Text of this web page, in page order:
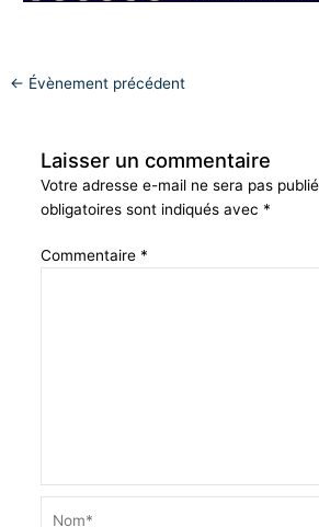
← Évènement précédent
Laisser un commentaire
Votre adresse e-mail ne sera pas
obligatoires sont indiqués avec *
Commentaire *